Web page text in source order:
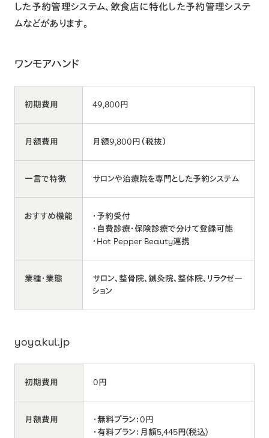
した予約管理システム、飲食店に特化した予約管理システ
ムなどがあります。
ワンモアハンド
初期費用 49,800円
月額費用 月額9,800円（税抜）
一言で特徴 サロンや治療院を専門とした予約システム
おすすめ機能
・予約受付
・自費診療・保険診療で分けて登録可能
・Hot Pepper Beauty連携
業種・業態
サロン、整骨院、鍼灸院、整体院、リラクゼー
ション
yoyakul.jp
初期費用 0円
月額費用
・無料プラン：0円
・有料プラン：月額5,445円(税込)